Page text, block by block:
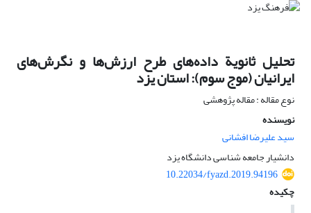
تحلیل ثانویة داده‌های طرح ارزش‌ها و نگرش‌های
ایرانیان (موج سوم): استان یزد
نوع مقاله : مقاله پژوهشی
نویسنده
سید علیرضا افشانی
دانشیار جامعه شناسی دانشگاه یزد
10.22034/fyazd.2019.94196
چکیده